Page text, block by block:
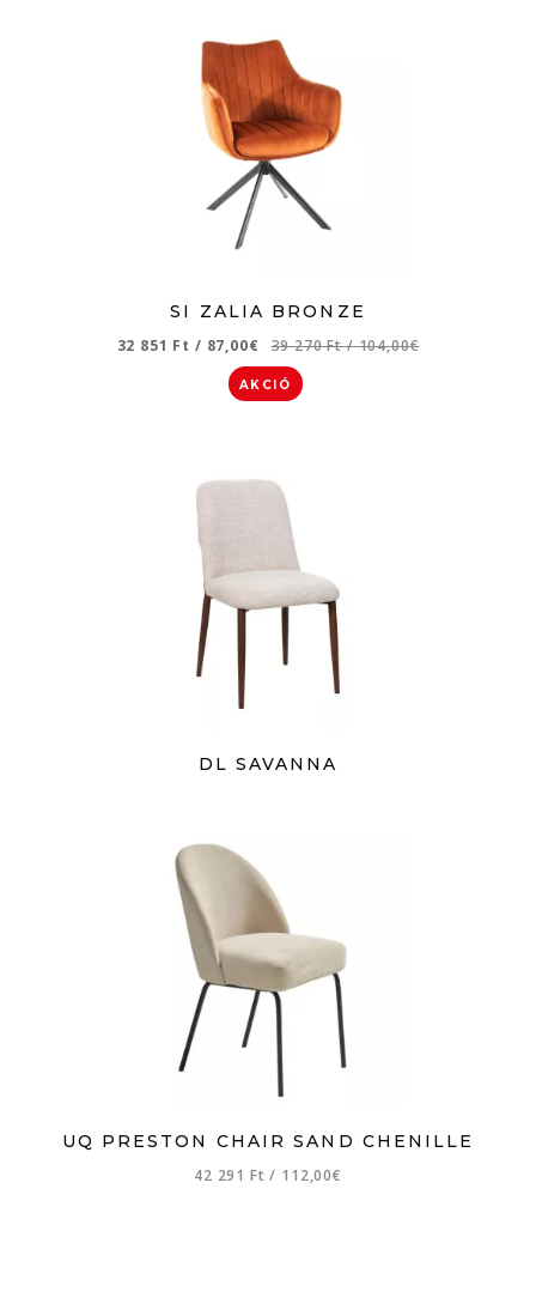
SI ZALIA BRONZE
32 851 Ft / 87,00€ 39 270 Ft/ 104,00€
AKCIÓ
DL SAVANNA
UQ PRESTON CHAIR SAND CHENILLE
42 291 Ft/ 112,00€